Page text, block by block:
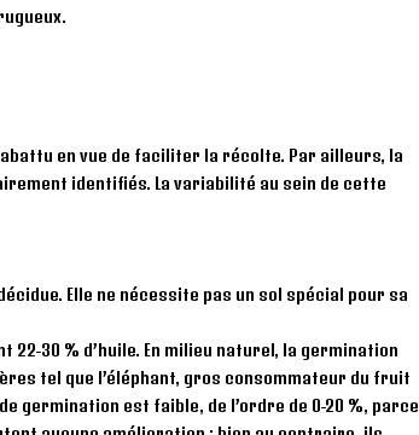
en vue de faciliter la récolte. Par ailleurs, la
identifiés. La variabilité au sein de cette
Elle ne nécessite pas un sol spécial pour sa
30 % d’huile. En milieu naturel, la germination
tel que l’éléphant, gros consommateur du fruit
germination est faible, de l’ordre de 0-20 %, parce